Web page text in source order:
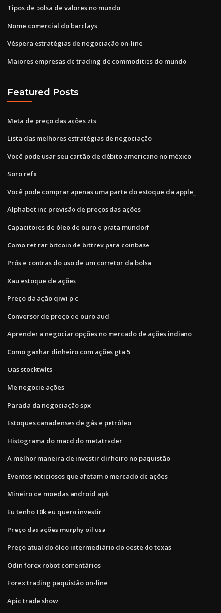
Tipos de bolsa de valores no mundo
Nome comercial do barclays
Véspera estratégias de negociação on-line
Maiores empresas de trading de commodities do mundo
Featured Posts
Meta de preço das ações zts
Lista das melhores estratégias de negociação
Você pode usar seu cartão de débito americano no méxico
Soro refx
Você pode comprar apenas uma parte do estoque da apple_
Alphabet inc previsão de preços das ações
Capacitores de óleo de ouro e prata mundorf
Como retirar bitcoin de bittrex para coinbase
Prós e contras do uso de um corretor da bolsa
Xau estoque de ações
Preço da ação qiwi plc
Conversor de preço de ouro aud
Aprender a negociar opções no mercado de ações indiano
Como ganhar dinheiro com ações gta 5
Oas stocktwits
Me negocie ações
Parada da negociação spx
Estoques canadenses de gás e petróleo
Histograma do macd do metatrader
A melhor maneira de investir dinheiro no paquistão
Eventos noticiosos que afetam o mercado de ações
Mineiro de moedas android apk
Eu tenho 10k eu quero investir
Preço das ações murphy oil usa
Preço atual do óleo intermediário do oeste do texas
Odin forex robot comentários
Forex trading paquistão on-line
Apic trade show